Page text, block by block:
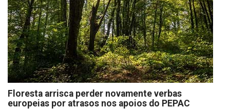
Floresta arrisca perder novamente verbas
europeias por atrasos nos apoios do PEPAC